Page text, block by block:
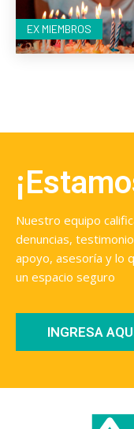
EX MIEMBROS
Nuestro equipo
denuncias,
apoyo, asesoría y lo
un espacio seguro
INGRESA